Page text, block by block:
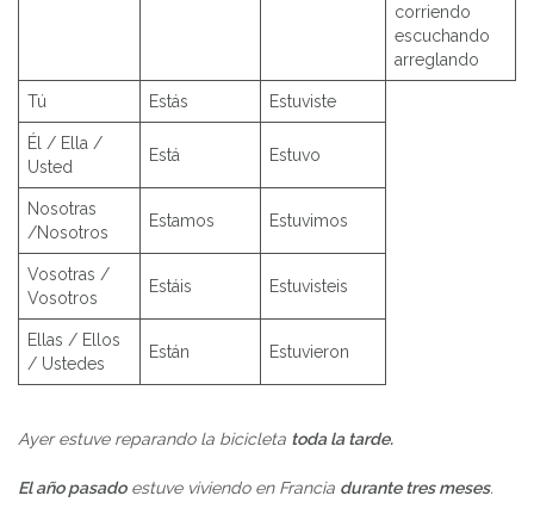
corriendo
escuchando
arreglando
Tú Estás Estuviste
Él / Ella /
Usted
Está Estuvo
Nosotras
/Nosotros
Estamos Estuvimos
Vosotras /
Vosotros
Estáis Estuvisteis
Ellas / Ellos
/ Ustedes
Están Estuvieron
Ayer estuve reparando la bicicleta toda la tarde.
El año pasadoestuve viviendo en Francia durante tres meses.